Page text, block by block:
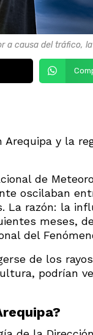
a causa del tráfico,
y la
de
oscilaban
La razón: la
meses,
del
de los
podrían